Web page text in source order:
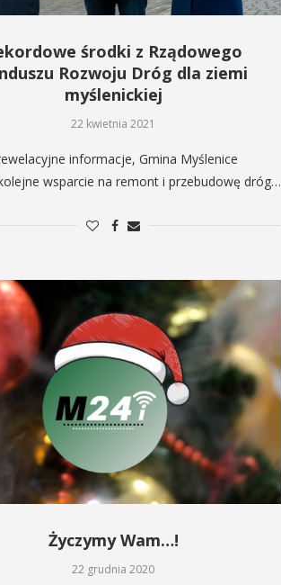
środki z Rządowego
Rozwoju Dróg dla ziemi
myślenickiej
22 kwietnia 2021
informacje, Gmina Myślenice
wsparcie na remont i przebudowę dróg…
Życzymy Wam…!
22 grudnia 2020